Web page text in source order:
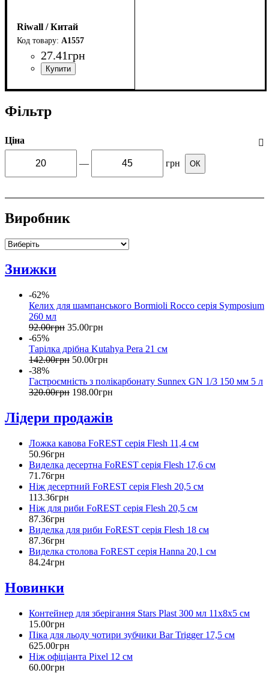
Riwall / Китай
A1557
27.41грн
Фільтр
Ціна
— грн ОК
Виробник
Знижки
-62%
Келих для шампанського Bormioli Rocco серія Symposium
260 мл
92.00грн 35.00грн
-65%
Тарілка дрібна Kutahya Pera 21 см
142.00грн 50.00грн
-38%
Гастроємність з полікарбонату Sunnex GN 1/3 150 мм 5 л
320.00грн 198.00грн
Лідери продажів
Ложка кавова FoREST серія Flesh 11,4 см
50.96грн
Виделка десертна FoREST серія Flesh 17,6 см
71 .76грн
Ніж десертний FoREST серія Flesh 20,5 см
113.36грн
Ніж для риби FoREST серія Flesh 20,5 см
87.36грн
Виделка для риби FoREST серія Flesh 18 см
87.36грн
Виделка столова FoREST серія Hanna 20,1 см
84.24грн
Новинки
Контейнер для зберігання Stars Plast 300 мл 11х8х5 см
15.00грн
Піка для льоду чотири зубчики Bar Trigger 17,5 см
625.00грн
Ніж офіціанта Pixel 12 см
60.00грн